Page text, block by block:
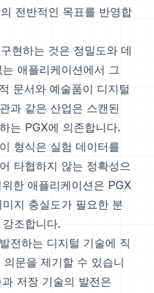
전반적인 목표를 반영합
현하는 것은 정밀도와 데
애플리케이션에서 그
문서와 예술품이 디지털
과 같은 산업은 스캔된
는 PGX에 의존합니다.
형식은 실험 데이터를
타협하지 않는 정확성으
한 애플리케이션은 PGX
지 충실도가 필요한 분
조합니다.
전하는 디지털 기술에 직
문을 제기할 수 있습니
저장 기술의 발전은